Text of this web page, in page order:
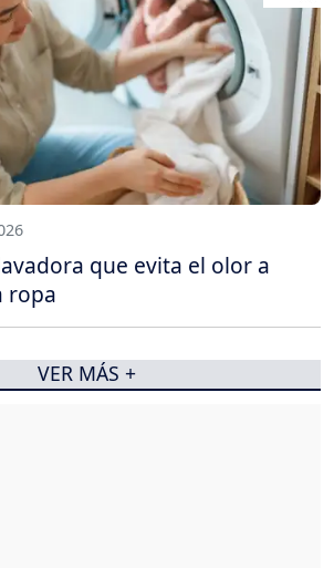
que evita el olor a
ropa
VER MÁS +